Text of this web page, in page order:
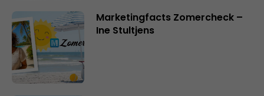
Marketingfacts Zomercheck –
Ine Stultjens